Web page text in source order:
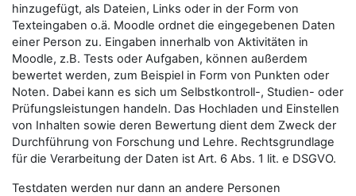
hinzugefügt, als Dateien, Links oder in der Form von
Texteingaben o.ä. Moodle ordnet die eingegebenen Daten
einer Person zu. Eingaben innerhalb von Aktivitäten in
Moodle, z.B. Tests oder Aufgaben, können außerdem
bewertet werden, zum Beispiel in Form von Punkten oder
Noten. Dabei kann es sich um Selbstkontroll-, Studien- oder
Prüfungsleistungen handeln. Das Hochladen und Einstellen
von Inhalten sowie deren Bewertung dient dem Zweck der
Durchführung von Forschung und Lehre. Rechtsgrundlage
für die Verarbeitung der Daten ist Art. 6 Abs. 1 lit. e DSGVO.
Testdaten werden nur dann an andere Personen